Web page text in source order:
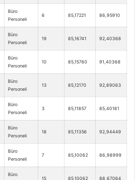
Büro
Personeli
6 85,17221 86,95910
Büro
Personeli
19 85,16741 92,40368
Büro
Personeli
10 85,15760 91,40368
Büro
Personeli
13 85,12170 92,89063
Büro
Personeli
3 85,11857 85,40181
Büro
Personeli
18 85,11356 92,94449
Büro
Personeli
7 85,10062 86,98999
Büro
15 85,10062 88,67064